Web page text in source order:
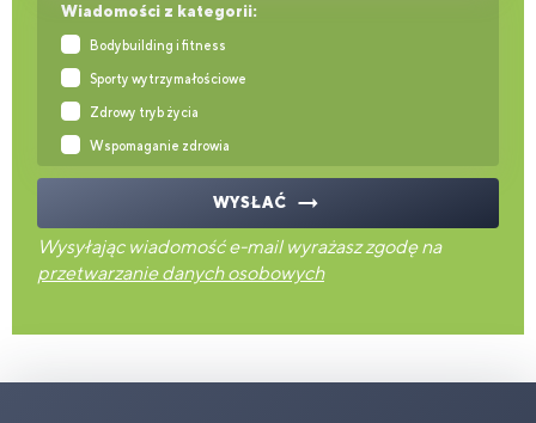
Wiadomości z kategorii:
Bodybuilding i fitness
Sporty wytrzymałościowe
Zdrowy tryb życia
Wspomaganie zdrowia
WYSŁAĆ
Wysyłając wiadomość e-mail wyrażasz zgodę na
przetwarzanie danych osobowych